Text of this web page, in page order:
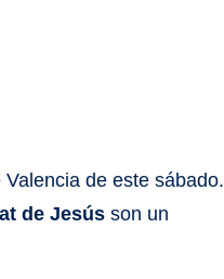
de este sábado.
de Jesús son un